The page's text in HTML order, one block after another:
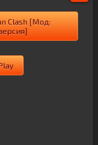
Clash [Мод: